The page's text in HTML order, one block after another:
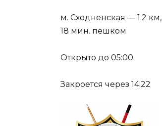
м. Сходненская — 1.2 км,
18 мин. пешком
Открыто до 05:00
Закроется через 14:22